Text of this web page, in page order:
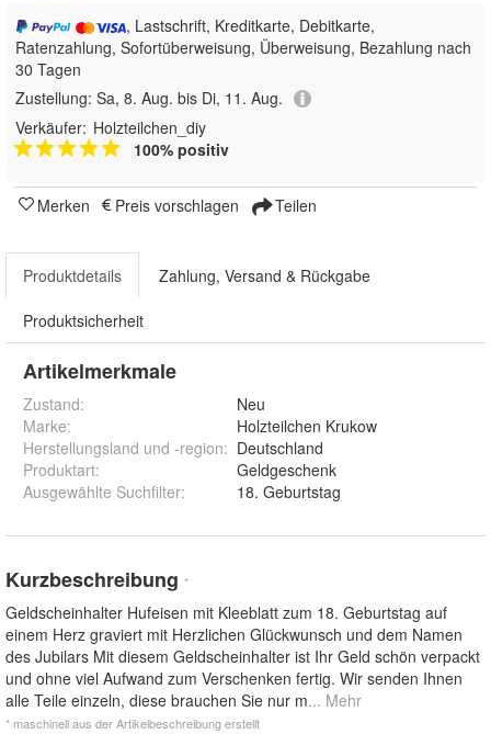
, Lastschrift, Kreditkarte, Debitkarte,
Ratenzahlung, Sofortüberweisung, Überweisung, Bezahlung nach
30 Tagen
Zustellung: Sa, 8. Aug. bis Di, 11. Aug.
Verkäufer: Holzteilchen_diy
100% positiv
Merken Preis vorschlagen Teilen
Produktdetails Zahlung, Versand & Rückgabe
Produktsicherheit
Artikelmerkmale
Zustand:
Neu
Marke:
Holzteilchen Krukow
Herstellungsland und -region: Deutschland
Produktart:
Geldgeschenk
Ausgewählte Suchfilter: 18. Geburtstag
Kurzbeschreibung *
Geldscheinhalter Hufeisen mit Kleeblatt zum 18. Geburtstag auf
einem Herz graviert mit Herzlichen Glückwunsch und dem Namen
des Jubilars Mit diesem Geldscheinhalter ist Ihr Geld schön verpackt
und ohne viel Aufwand zum Verschenken fertig. Wir senden Ihnen
alle Teile einzeln, diese brauchen Sie nur m... Mehr
* maschinell aus der Artikelbeschreibung erstellt